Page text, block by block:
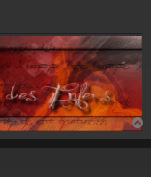
a